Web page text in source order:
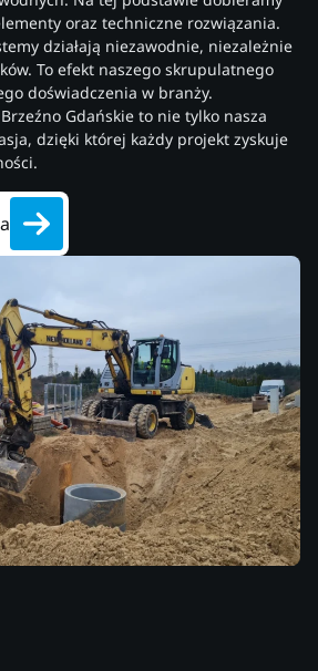
oraz techniczne rozwiązania.
działają niezawodnie, niezależnie
To efekt naszego skrupulatnego
doświadczenia w branży.
Gdańskie to nie tylko nasza
dzięki której każdy projekt zyskuje